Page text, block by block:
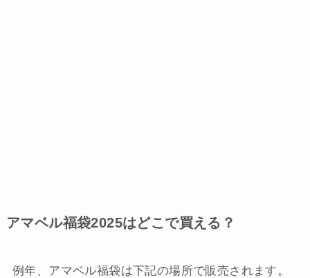
アマベル福袋2025はどこで買える？
例年、アマベル福袋は下記の場所で販売されます。